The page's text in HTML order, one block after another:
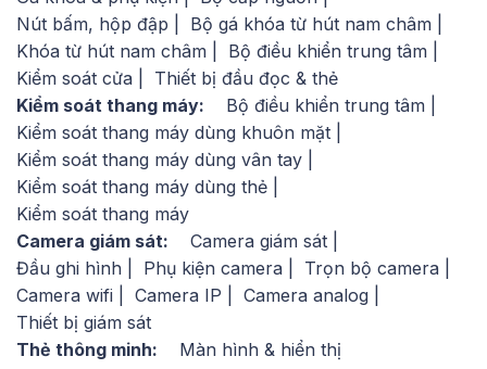
Nút bấm, hộp đập
Bộ gá khóa từ hút nam châm
Khóa từ hút nam châm
Bộ điều khiển trung tâm
Kiểm soát cửa
Thiết bị đầu đọc & thẻ
Kiểm soát thang máy:
Bộ điều khiển trung tâm
Kiểm soát thang máy dùng khuôn mặt
Kiểm soát thang máy dùng vân tay
Kiểm soát thang máy dùng thẻ
Kiểm soát thang máy
Camera giám sát:
Camera giám sát
Đầu ghi hình
Phụ kiện camera
Trọn bộ camera
Camera wifi
Camera IP
Camera analog
Thiết bị giám sát
Thẻ thông minh:
Màn hình & hiển thị